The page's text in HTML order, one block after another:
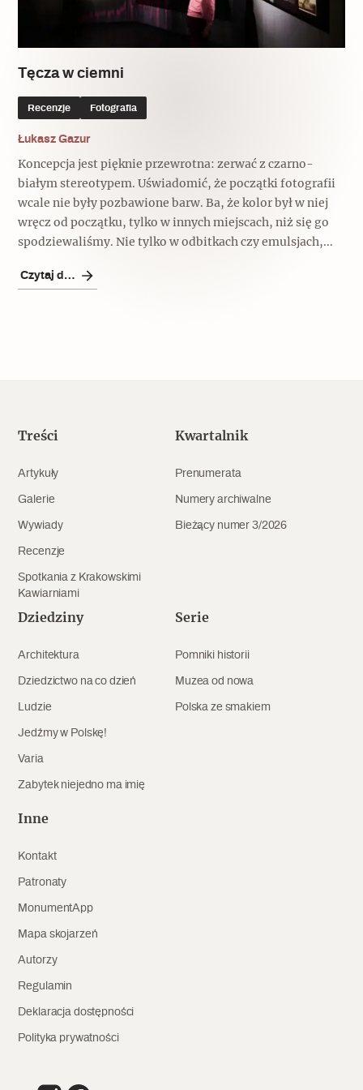
Wywiady
Popularne
Dolnośląski Indiana Jones
Recenzje
Popularne
Ludzie
Popularne
Varia
Popularne
Zabytek niejedno ma imię
Niewykonalne? Nie dla Wawelu
Popularne
Świat
Muzea od nowa
Popularne
Jak to działa? Czyli nowa odsłona
Narodowego Muzeum Techniki
Polska ze smakiem
Popularne
Zobacz również
Patronaty
MonumentApp
Mapa skojarzeń
Krakowskie Kawiarnie
Tęcza w ciemni
Recenzje Fotografia
Łukasz Gazur
Koncepcja jest pięknie przewrotna: zerwać z czarno-
białym stereotypem. Uświadomić, że początki fotografii
wcale nie były pozbawione barw. Ba, że kolor był w niej
wręcz od początku, tylko w innych miejscach, niż się go
spodziewaliśmy. Nie tylko w odbitkach czy emulsjach,...
Czytaj dalej
Treści
Artykuły
Galerie
Wywiady
Recenzje
Spotkania z Krakowskimi
Kawiarniami
Kwartalnik
Prenumerata
Numery archiwalne
Bieżący numer 3/2026
Dziedziny
Architektura
Dziedzictwo na co dzień
Ludzie
Jedźmy w Polskę!
Varia
Zabytek niejedno ma imię
Serie
Pomniki historii
Muzea od nowa
Polska ze smakiem
Inne
Kontakt
Patronaty
MonumentApp
Mapa skojarzeń
Autorzy
Regulamin
Deklaracja dostępności
Polityka prywatności